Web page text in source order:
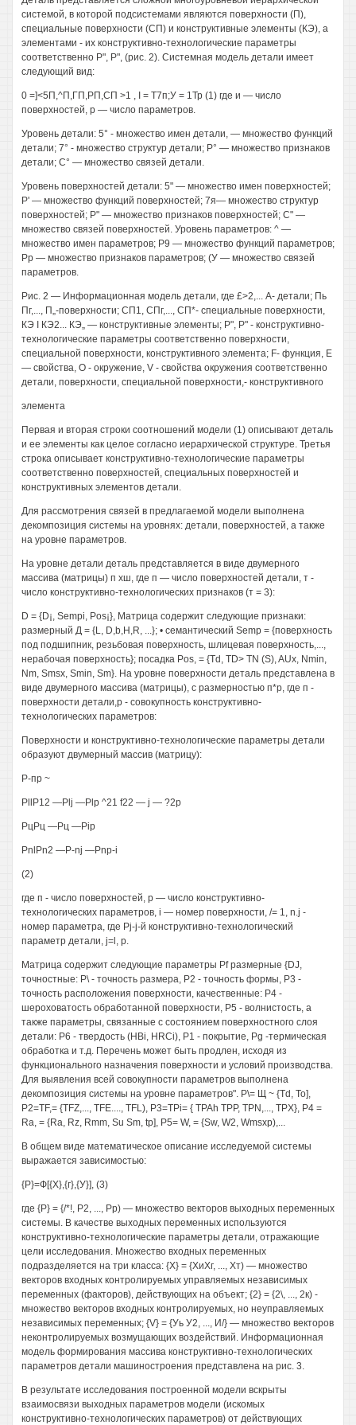
системой, в которой подсистемами являются поверхности (П),
специальные поверхности (СП) и конструктивные элементы (КЭ), а
элементами - их конструктивно-технологические параметры
соответственно Р", Р", (рис. 2). Системная модель детали имеет
следующий вид:
0 =]<5П,^П,ГП,РП,СП >1 , I = Т7п;У = 1Тр (1) где и — число
поверхностей, р — число параметров.
Уровень детали: 5° - множество имен детали, — множество функций
детали; 7° - множество структур детали; Р° — множество признаков
детали; С° — множество связей детали.
Уровень поверхностей детали: 5" — множество имен поверхностей;
Р' — множество функций поверхностей; 7я— множество структур
поверхностей; Р" — множество признаков поверхностей; С" —
множество связей поверхностей. Уровень параметров: ^ —
множество имен параметров; Р9 — множество функций параметров;
Рр — множество признаков параметров; (У — множество связей
параметров.
Рис. 2 — Информационная модель детали, где £>2,... А- детали; Пь
Пг,..., П„-поверхности; СП1, СПг,..., СП*- специальные поверхности,
КЭ I КЭ2... КЭ„ — конструктивные элементы; Р", Р" - конструктивно-
технологические параметры соответственно поверхности,
специальной поверхности, конструктивного элемента; F- функция, Е
— свойства, О - окружение, V - свойства окружения соответственно
детали, поверхности, специальной поверхности,- конструктивного
элемента
Первая и вторая строки соотношений модели (1) описывают деталь
и ее элементы как целое согласно иерархической структуре. Третья
строка описывает конструктивно-технологические параметры
соответственно поверхностей, специальных поверхностей и
конструктивных элементов детали.
Для рассмотрения связей в предлагаемой модели выполнена
декомпозиция системы на уровнях: детали, поверхностей, а также
на уровне параметров.
На уровне детали деталь представляется в виде двумерного
массива (матрицы) п хш, где п — число поверхностей детали, т -
число конструктивно-технологических признаков (т = 3):
D = {D¡, Sempi, Pos¡}, Матрица содержит следующие признаки:
размерный Д = {L, D,b,H,R, ...}; • семантический Semp = {поверхность
под подшипник, резьбовая поверхность, шлицевая поверхность,...,
нерабочая поверхность}; посадка Pos, = {Td, TD> TN (S), AUx, Nmin,
Nm, Smsx, Smin, Sm}. На уровне поверхности деталь представлена в
виде двумерного массива (матрицы), с размерностью п*р, где п -
поверхности детали,р - совокупность конструктивно-
технологических параметров:
Поверхности и конструктивно-технологические параметры детали
образуют двумерный массив (матрицу):
Р-пр ~
РllP12 —Plj —Plp ^21 f22 — j — ?2р
РцРц —Рц —Pip
PnlPn2 —P-nj —Pnp-i
(2)
где п - число поверхностей, р — число конструктивно-
технологических параметров, i — номер поверхности, /= 1, n.j -
номер параметра, где Pj-j-й конструктивно-технологический
параметр детали, j=l, р.
Матрица содержит следующие параметры Pf размерные {DJ,
точностные: Р\ - точность размера, Р2 - точность формы, Р3 -
точность расположения поверхности, качественные: Р4 -
шероховатость обработанной поверхности, Р5 - волнистость, а
также параметры, связанные с состоянием поверхностного слоя
детали: Р6 - твердость (HBi, HRCi), P1 - покрытие, Pg -термическая
обработка и т.д. Перечень может быть продлен, исходя из
функционального назначения поверхности и условий производства.
Для выявления всей совокупности параметров выполнена
декомпозиция системы на уровне параметров". Р\= Щ ~ {Td, То],
P2=TF,= {TFZ,..., TFE...., TFL), P3=TPi= { TPAh TPP, TPN,..., TPX}, P4 =
Ra, = {Ra, Rz, Rmm, Su Sm, tp], P5= W, = {Sw, W2, Wmsxp),...
В общем виде математическое описание исследуемой системы
выражается зависимостью:
{Р}=Ф[{Х},{г},{У}], (3)
где {Р} = {/*!, Р2, ..., Рр) — множество векторов выходных переменных
системы. В качестве выходных переменных используются
конструктивно-технологические параметры детали, отражающие
цели исследования. Множество входных переменных
подразделяется на три класса: {X} = {ХиХг, ..., Хт) — множество
векторов входных контролируемых управляемых независимых
переменных (факторов), действующих на объект; {2} = {2\, ..., 2к) -
множество векторов входных контролируемых, но неуправляемых
независимых переменных; {V} = {Уь У2, ..., И/} — множество векторов
неконтролируемых возмущающих воздействий. Информационная
модель формирования массива конструктивно-технологических
параметров детали машиностроения представлена на рис. 3.
В результате исследования построенной модели вскрыты
взаимосвязи выходных параметров модели (искомых
конструктивно-технологических параметров) от действующих